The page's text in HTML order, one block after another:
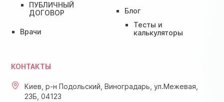
ПУБЛИЧНЫЙ
ДОГОВОР
Врачи
Блог
Тесты и
калькуляторы
КОНТАКТЫ
Киев, р-н Подольский, Виноградарь, ул.Межевая,
23Б, 04123